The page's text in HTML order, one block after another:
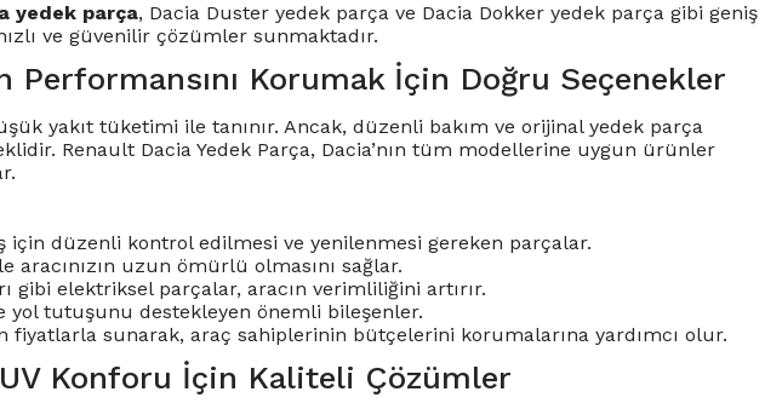
yedek parça, Dacia Duster yedek parça ve Dacia Dokker yedek parça gibi geniş
ve güvenilir çözümler sunmaktadır.
Performansını Korumak İçin Doğru Seçenekler
yakıt tüketimi ile tanınır. Ancak, düzenli bakım ve orijinal yedek parça
Renault Dacia Yedek Parça, Dacia’nın tüm modellerine uygun ürünler
için düzenli kontrol edilmesi ve yenilenmesi gereken parçalar.
aracınızın uzun ömürlü olmasını sağlar.
gibi elektriksel parçalar, aracın verimliliğini artırır.
yol tutuşunu destekleyen önemli bileşenler.
fiyatlarla sunarak, araç sahiplerinin bütçelerini korumalarına yardımcı olur.
Konforu İçin Kaliteli Çözümler